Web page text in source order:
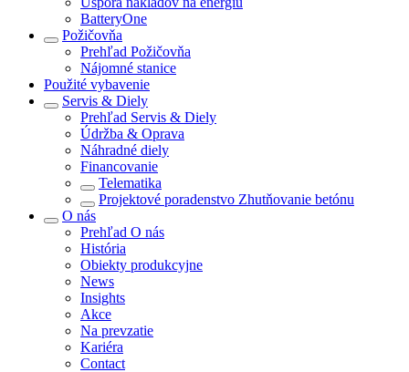
BatteryOne
Požičovňa
Prehľad Požičovňa
Nájomné stanice
Použité vybavenie
Servis & Diely
Prehľad Servis & Diely
Údržba & Oprava
Náhradné diely
Financovanie
Telematika
Projektové poradenstvo Zhutňovanie betónu
O nás
Prehľad O nás
História
Obiekty produkcyjne
News
Insights
Akce
Na prevzatie
Kariéra
Contact